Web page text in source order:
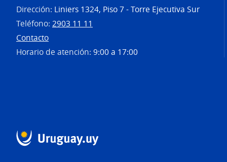
Dirección: Liniers 1324, Piso 7 - Torre Ejecutiva Sur
Teléfono: 2903 11 11
Contacto
Horario de atención: 9:00 a 17:00